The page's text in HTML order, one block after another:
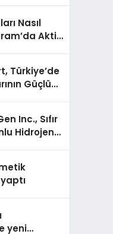
Nasıl
Aktif
Türkiye’de
Güçlü
Inc., Sıfır
Hidrojen
yeni